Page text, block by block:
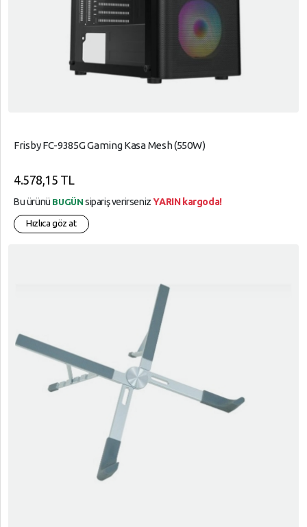
Frisby FC-9385G Gaming Kasa Mesh (550W)
4.578,15 TL
Bu ürünü BUGÜN sipariş verirsenizYARIN kargoda!
Hızlıca göz at